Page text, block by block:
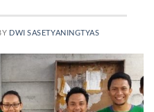
DWI SASETYANINGTYAS